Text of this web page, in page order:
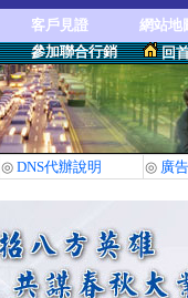
客戶見證
網站地
參加聯合行銷 回
◎ DNS代辦說明 ◎ 廣